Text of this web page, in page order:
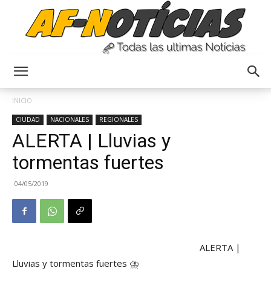
INICIO
CIUDAD NACIONALES REGIONALES
ALERTA | Lluvias y
tormentas fuertes
04/05/2019
ALERTA |
Lluvias y tormentas fuertes ⛈